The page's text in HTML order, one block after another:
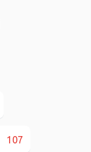
107